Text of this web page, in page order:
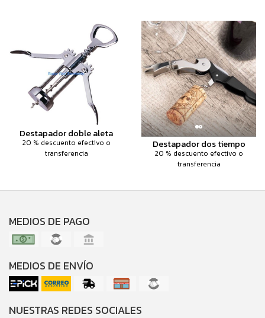
Destapador doble aleta
20 % descuento efectivo o
transferencia
Destapador dos tiempo
20 % descuento efectivo o
transferencia
MEDIOS DE PAGO
MEDIOS DE ENVÍO
NUESTRAS REDES SOCIALES